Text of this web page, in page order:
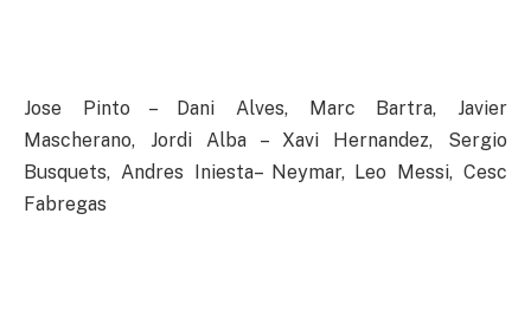
Jose Pinto – Dani Alves, Marc Bartra, Javier
Mascherano, Jordi Alba – Xavi Hernandez, Sergio
Busquets, Andres Iniesta– Neymar, Leo Messi, Cesc
Fabregas